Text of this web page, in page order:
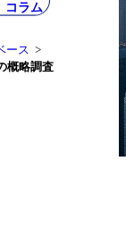
コラム
ース
概略調査